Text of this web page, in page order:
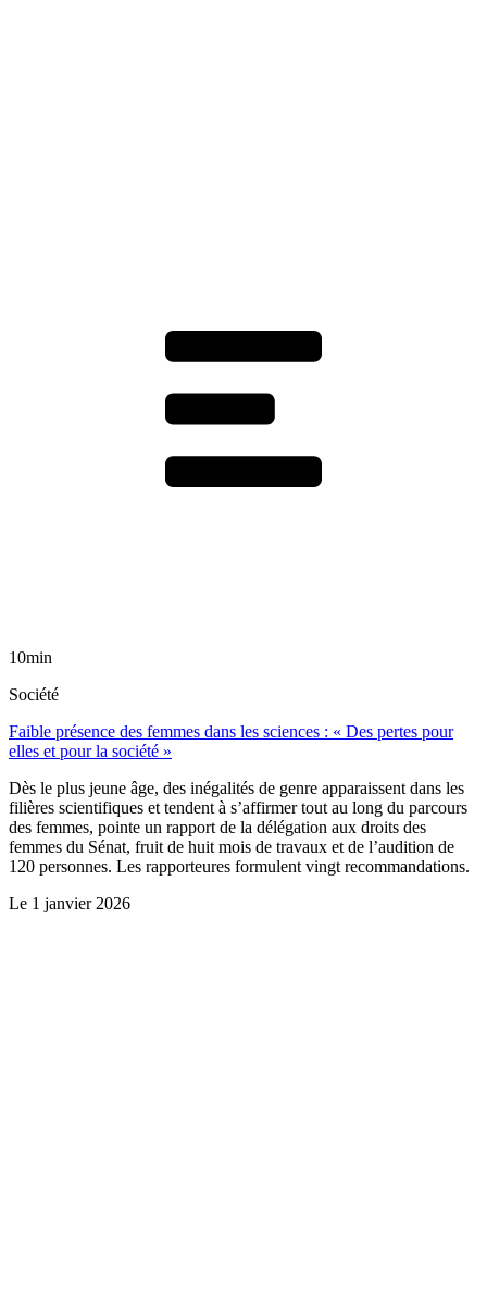
10min
Société
Faible présence des femmes dans les sciences : « Des pertes pour
elles et pour la société »
Dès le plus jeune âge, des inégalités de genre apparaissent dans les
filières scientifiques et tendent à s’affirmer tout au long du parcours
des femmes, pointe un rapport de la délégation aux droits des
femmes du Sénat, fruit de huit mois de travaux et de l’audition de
120 personnes. Les rapporteures formulent vingt recommandations.
Le 1 janvier 2026